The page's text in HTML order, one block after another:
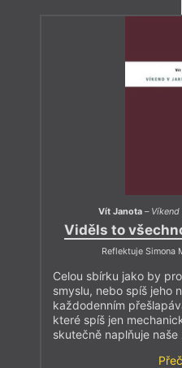
Vít Janota–
Viděls to
Reflektuje Simona
Celou sbírku jako by
smyslu, nebo spíš jeho
každodenním
které spíš jen
skutečně naplňuje naše